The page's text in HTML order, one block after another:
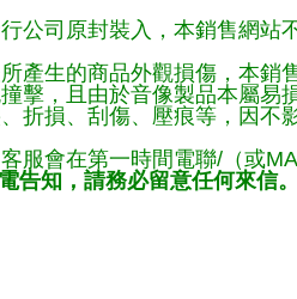
公司原封裝入，本銷售網
產生的商品外觀損傷，本銷
擊，且由於音像製品本屬
折損、刮傷、壓痕等，因不
服會在第一時間電聯/（或
告知，請務必留意任何來信。